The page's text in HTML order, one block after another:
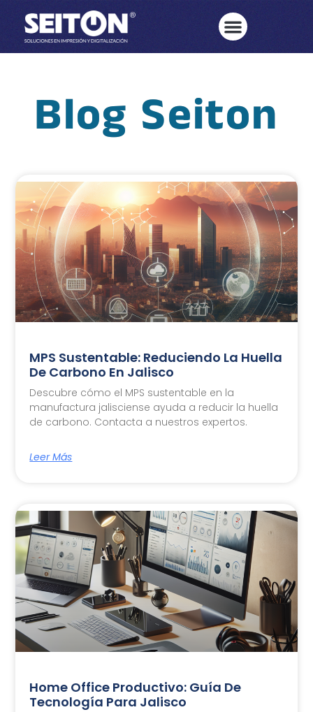
Blog Seiton
MPS Sustentable: Reduciendo La Huella
De Carbono En Jalisco
Descubre cómo el MPS sustentable en la
manufactura jalisciense ayuda a reducir la huella
de carbono. Contacta a nuestros expertos.
Leer Más
Home Office Productivo: Guía De
Tecnología Para Jalisco